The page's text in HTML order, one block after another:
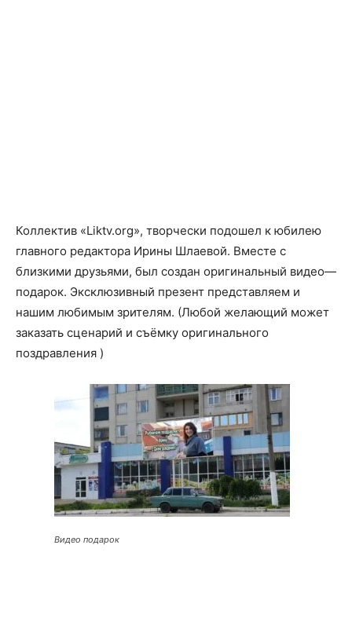
Коллектив «Liktv.org», творчески подошел к юбилею
главного редактора Ирины Шлаевой. Вместе с
близкими друзьями, был создан оригинальный видео—
подарок. Эксклюзивный презент представляем и
нашим любимым зрителям. (Любой желающий может
заказать сценарий и съёмку оригинального
поздравления )
Видео подарок